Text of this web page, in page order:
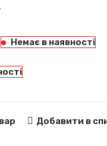
Немає в наявності
Добавити в